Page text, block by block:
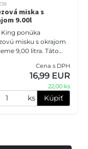
miska s
9.00l
King ponúka
misku s okrajom
9,00 litra. Táto
a je praktická pre
Cena s DPH
16,99 EUR
22,00 ks
ks Kúpiť